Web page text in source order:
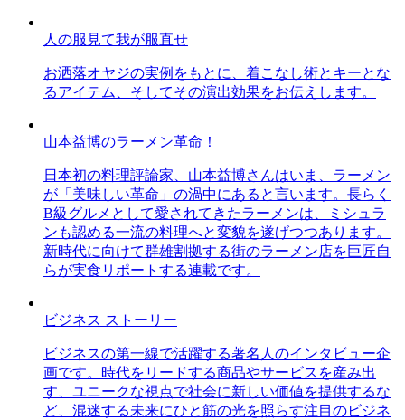
人の服見て我が服直せ
お洒落オヤジの実例をもとに、着こなし術とキーとな
るアイテム、そしてその演出効果をお伝えします。
山本益博のラーメン革命！
日本初の料理評論家、山本益博さんはいま、ラーメン
が「美味しい革命」の渦中にあると言います。長らく
B級グルメとして愛されてきたラーメンは、ミシュラ
ンも認める一流の料理へと変貌を遂げつつあります。
新時代に向けて群雄割拠する街のラーメン店を巨匠自
らが実食リポートする連載です。
ビジネス ストーリー
ビジネスの第一線で活躍する著名人のインタビュー企
画です。時代をリードする商品やサービスを産み出
す、ユニークな視点で社会に新しい価値を提供するな
ど、混迷する未来にひと筋の光を照らす注目のビジネ